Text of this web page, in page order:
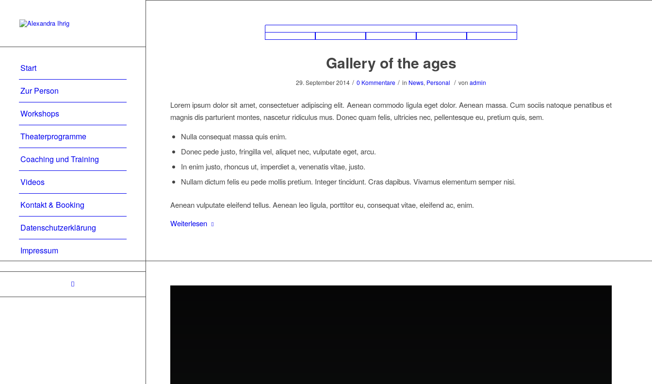
Start
Zur Person
Workshops
Theaterprogramme
Coaching und Training
Videos
Kontakt & Booking
Datenschutzerklärung
Impressum
Gallery of the ages
29. September 2014 / 0 Kommentare / in News, Personal / von admin
Lorem ipsum dolor sit amet, consectetuer adipiscing elit. Aenean commodo ligula eget dolor. Aenean massa. Cum sociis natoque penatibus et
magnis dis parturient montes, nascetur ridiculus mus. Donec quam felis, ultricies nec, pellentesque eu, pretium quis, sem.
Nulla consequat massa quis enim.
Donec pede justo, fringilla vel, aliquet nec, vulputate eget, arcu.
In enim justo, rhoncus ut, imperdiet a, venenatis vitae, justo.
Nullam dictum felis eu pede mollis pretium. Integer tincidunt. Cras dapibus. Vivamus elementum semper nisi.
Aenean vulputate eleifend tellus. Aenean leo ligula, porttitor eu, consequat vitae, eleifend ac, enim.
Weiterlesen